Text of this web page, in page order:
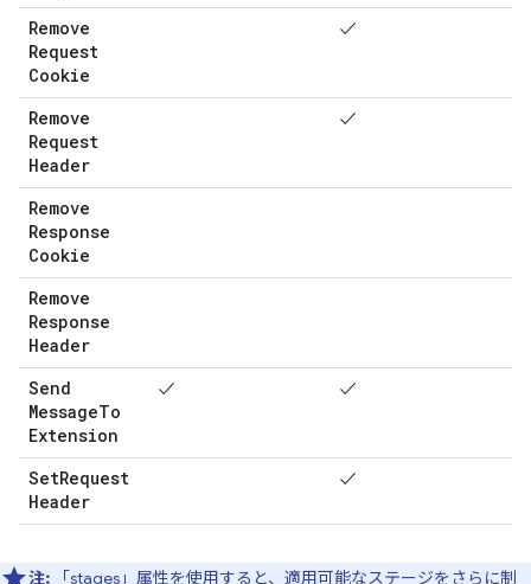
Remove
Request
Cookie
✓
Remove
Request
Header
✓
Remove
Response
Cookie
Remove
Response
Header
Send
MessageTo
Extension
✓ ✓
SetRequest
Header
✓
注: 「stages」属性を使用すると、適用可能なステージをさらに制